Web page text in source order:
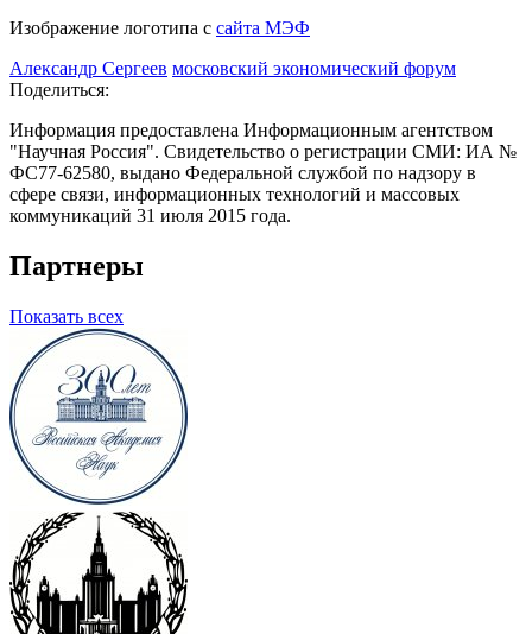
Изображение логотипа с сайта МЭФ
Александр Сергеев московский экономический форум
Поделиться:
Информация предоставлена Информационным агентством
"Научная Россия". Свидетельство о регистрации СМИ: ИА №
ФС77-62580, выдано Федеральной службой по надзору в
сфере связи, информационных технологий и массовых
коммуникаций 31 июля 2015 года.
Партнеры
Показать всех